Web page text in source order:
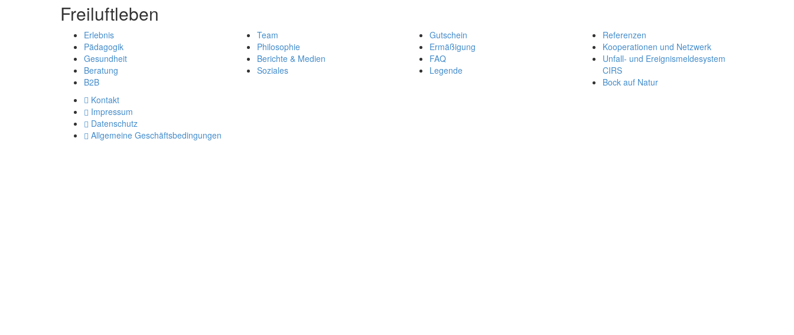
Freiluftleben
Erlebnis
Pädagogik
Gesundheit
Beratung
B2B
Team
Philosophie
Berichte & Medien
Soziales
Gutschein
Ermäßigung
FAQ
Legende
Referenzen
Kooperationen und Netzwerk
Unfall- und Ereignismeldesystem
CIRS
Bock auf Natur
Kontakt
Impressum
Datenschutz
Allgemeine Geschäftsbedingungen